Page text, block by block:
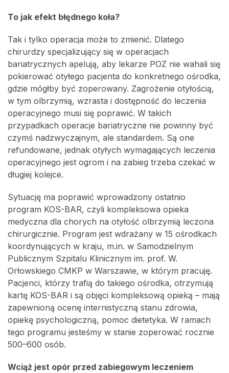
To jak efekt błędnego koła?
Tak i tylko operacja może to zmienić. Dlatego
chirurdzy specjalizujący się w operacjach
bariatrycznych apelują, aby lekarze POZ nie wahali się
pokierować otyłego pacjenta do konkretnego ośrodka,
gdzie mógłby być zoperowany. Zagrożenie otyłością,
w tym olbrzymią, wzrasta i dostępność do leczenia
operacyjnego musi się poprawić. W takich
przypadkach operacje bariatryczne nie powinny być
czymś nadzwyczajnym, ale standardem. Są one
refundowane, jednak otyłych wymagających leczenia
operacyjnego jest ogrom i na zabieg trzeba czekać w
długiej kolejce.
Sytuację ma poprawić wprowadzony ostatnio
program KOS-BAR, czyli kompleksowa opieka
medyczna dla chorych na otyłość olbrzymią leczona
chirurgicznie. Program jest wdrażany w 15 ośrodkach
koordynujących w kraju, m.in. w Samodzielnym
Publicznym Szpitalu Klinicznym im. prof. W.
Orłowskiego CMKP w Warszawie, w którym pracuję.
Pacjenci, którzy trafią do takiego ośrodka, otrzymują
kartę KOS-BAR i są objęci kompleksową opieką – mają
zapewnioną ocenę internistyczną stanu zdrowia,
opiekę psychologiczną, pomoc dietetyka. W ramach
tego programu jesteśmy w stanie zoperować rocznie
500–600 osób.
Wciąż jest opór przed zabiegowym leczeniem